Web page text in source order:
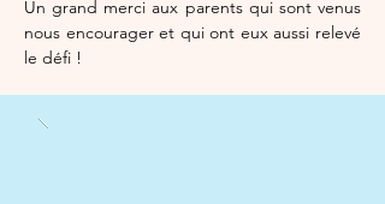
Un grand merci aux parents qui sont venus
nous encourager et qui ont eux aussi relevé
le défi !